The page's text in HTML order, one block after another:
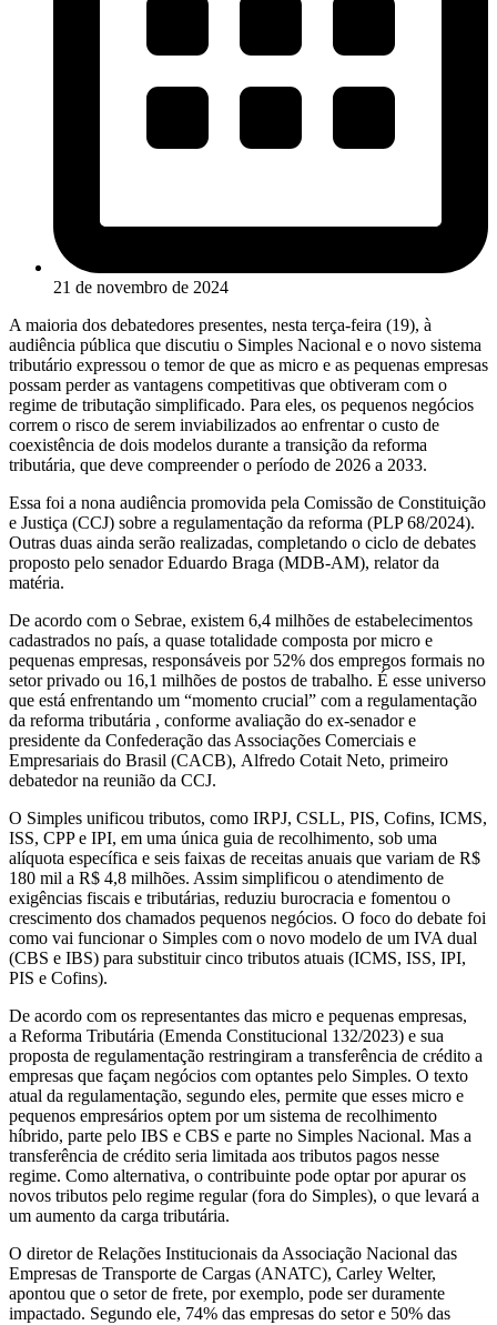
21 de novembro de 2024
A maioria dos debatedores presentes, nesta terça-feira (19), à
audiência pública que discutiu o Simples Nacional e o novo sistema
tributário expressou o temor de que as micro e as pequenas empresas
possam perder as vantagens competitivas que obtiveram com o
regime de tributação simplificado. Para eles, os pequenos negócios
correm o risco de serem inviabilizados ao enfrentar o custo de
coexistência de dois modelos durante a transição da reforma
tributária, que deve compreender o período de 2026 a 2033.
Essa foi a nona audiência promovida pela Comissão de Constituição
e Justiça (CCJ) sobre a regulamentação da reforma (PLP 68/2024).
Outras duas ainda serão realizadas, completando o ciclo de debates
proposto pelo senador Eduardo Braga (MDB-AM), relator da
matéria.
De acordo com o Sebrae, existem 6,4 milhões de estabelecimentos
cadastrados no país, a quase totalidade composta por micro e
pequenas empresas, responsáveis por 52% dos empregos formais no
setor privado ou 16,1 milhões de postos de trabalho. É esse universo
que está enfrentando um “momento crucial” com a regulamentação
da reforma tributária , conforme avaliação do ex-senador e
presidente da Confederação das Associações Comerciais e
Empresariais do Brasil (CACB), Alfredo Cotait Neto, primeiro
debatedor na reunião da CCJ.
O Simples unificou tributos, como IRPJ, CSLL, PIS, Cofins, ICMS,
ISS, CPP e IPI, em uma única guia de recolhimento, sob uma
alíquota específica e seis faixas de receitas anuais que variam de R$
180 mil a R$ 4,8 milhões. Assim simplificou o atendimento de
exigências fiscais e tributárias, reduziu burocracia e fomentou o
crescimento dos chamados pequenos negócios. O foco do debate foi
como vai funcionar o Simples com o novo modelo de um IVA dual
(CBS e IBS) para substituir cinco tributos atuais (ICMS, ISS, IPI,
PIS e Cofins).
De acordo com os representantes das micro e pequenas empresas,
a Reforma Tributária (Emenda Constitucional 132/2023) e sua
proposta de regulamentação restringiram a transferência de crédito a
empresas que façam negócios com optantes pelo Simples. O texto
atual da regulamentação, segundo eles, permite que esses micro e
pequenos empresários optem por um sistema de recolhimento
híbrido, parte pelo IBS e CBS e parte no Simples Nacional. Mas a
transferência de crédito seria limitada aos tributos pagos nesse
regime. Como alternativa, o contribuinte pode optar por apurar os
novos tributos pelo regime regular (fora do Simples), o que levará a
um aumento da carga tributária.
O diretor de Relações Institucionais da Associação Nacional das
Empresas de Transporte de Cargas (ANATC), Carley Welter,
apontou que o setor de frete, por exemplo, pode ser duramente
impactado. Segundo ele, 74% das empresas do setor e 50% das